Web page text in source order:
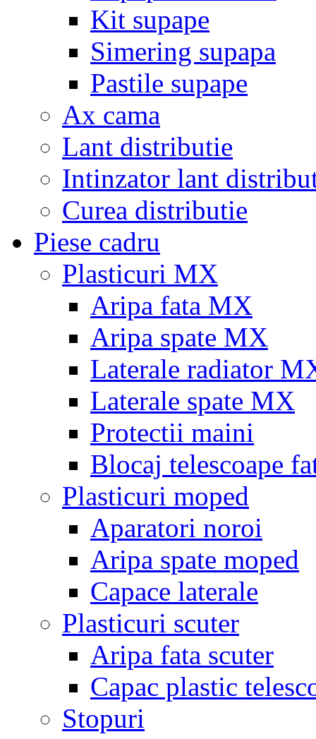
Kit supape
Simering supapa
Pastile supape
Ax cama
Lant distributie
Intinzator lant
Curea distributie
Piese cadru
Plasticuri MX
Aripa fata MX
Aripa spate MX
Laterale radiator
Laterale spate MX
Protectii maini
Blocaj telescoape
Plasticuri moped
Aparatori noroi
Aripa spate moped
Capace laterale
Plasticuri scuter
Aripa fata scuter
Capac plastic
Stopuri